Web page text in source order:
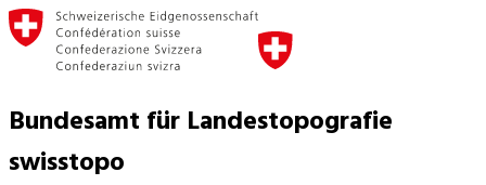
Bundesamt für Landestopografie
swisstopo